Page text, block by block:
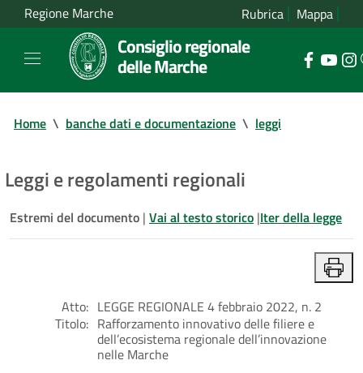
Regione Marche Rubrica Mappa
Consiglio regionale
delle Marche
Home \ banche dati e documentazione \ leggi
Leggi e regolamenti regionali
Estremi del documento | Vai al testo storico |Iter della legge
Atto: LEGGE REGIONALE 4 febbraio 2022, n. 2
Titolo: Rafforzamento innovativo delle filiere e
dell’ecosistema regionale dell’innovazione
nelle Marche